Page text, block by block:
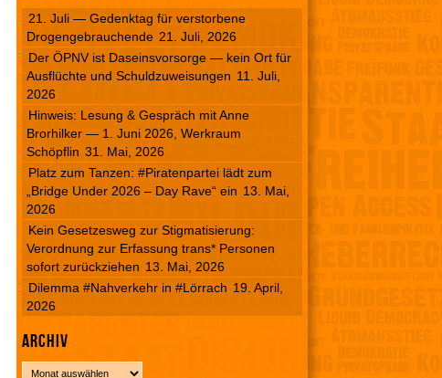
21. Juli — Gedenktag für verstorbene
Drogengebrauchende 21. Juli, 2026
Der ÖPNV ist Daseinsvorsorge — kein Ort für
Ausflüchte und Schuldzuweisungen 11. Juli,
2026
Hinweis: Lesung & Gespräch mit Anne
Brorhilker — 1. Juni 2026, Werkraum
Schöpflin 31. Mai, 2026
Platz zum Tanzen: #Piratenpartei lädt zum
„Bridge Under 2026 – Day Rave“ ein 13. Mai,
2026
Kein Gesetzesweg zur Stigmatisierung:
Verordnung zur Erfassung trans* Personen
sofort zurückziehen 13. Mai, 2026
Dilemma #Nahverkehr in #Lörrach 19. April,
2026
Archiv